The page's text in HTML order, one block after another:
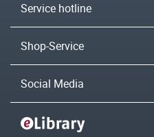
Service hotline
Shop-Service
Social Media